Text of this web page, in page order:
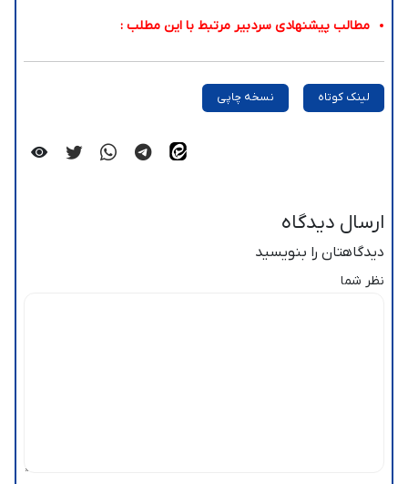
مطالب پیشنهادی سردبیر مرتبط با این مطلب :
لینک کوتاه نسخه چاپی
ارسال دیدگاه
دیدگاهتان را بنویسید
نظر شما